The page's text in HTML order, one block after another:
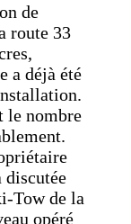
de
route 33
a déjà été
le nombre
discutée
Tow de la
opéré